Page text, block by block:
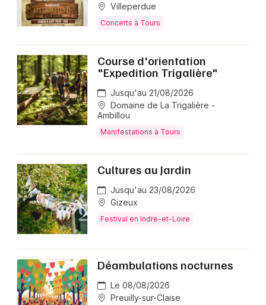
Villeperdue
Concerts à Tours
Course d'orientation
"Expedition Trigalière"
Jusqu'au 21/08/2026
Domaine de La Trigalière -
Ambillou
Manifestations à Tours
Cultures au Jardin
Jusqu'au 23/08/2026
Gizeux
Festival en Indre-et-Loire
Déambulations nocturnes
Le 08/08/2026
Preuilly-sur-Claise